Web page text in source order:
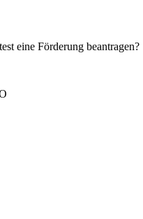
eine Förderung beantragen?